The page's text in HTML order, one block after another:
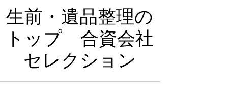
生前・遺品整理の
トップ 合資会社
セレクション